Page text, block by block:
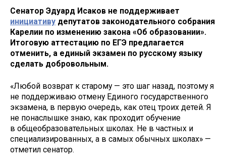
Сенатор Эдуард Исаков не поддерживает
инициативу депутатов законодательного собрания
Карелии по изменению закона «Об образовании».
Итоговую аттестацию по ЕГЭ предлагается
отменить, а единый экзамен по русскому языку
сделать добровольным.
«Любой возврат к старому — это шаг назад, поэтому я
не поддерживаю отмену Единого государственного
экзамена, в первую очередь, как отец троих детей. Я
не понаслышке знаю, как проходит обучение
в общеобразовательных школах. Не в частных и
специализированных, а в самых обычных школах» —
отметил сенатор.